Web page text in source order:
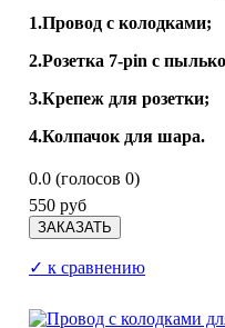
1.Провод с колодками;
2.Розетка 7-pin с
3.Крепеж для розетки;
4.Колпачок для шара.
0.0 (голосов 0)
550 руб
✓ к сравнению